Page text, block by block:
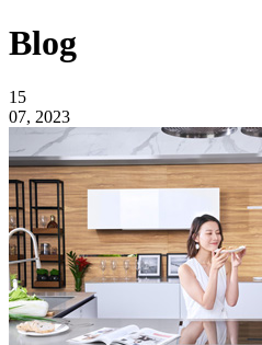
Blog
15
07, 2023